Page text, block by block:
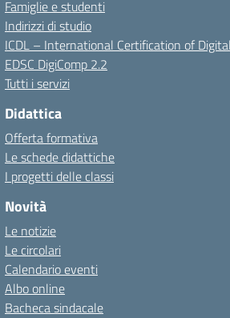
Famiglie e studenti
Indirizzi di studio
ICDL – International Certification of
EDSC DigiComp 2.2
Tutti i servizi
Didattica
Offerta formativa
Le schede didattiche
I progetti delle classi
Novità
Le notizie
Le circolari
Calendario eventi
Albo online
Bacheca sindacale